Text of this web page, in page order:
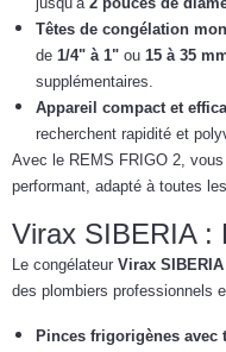
Têtes de congélation
de 1/4" à 1" ou 15 à 35
supplémentaires.
Appareil compact et
recherchent rapidité et
Avec le REMS FRIGO 2, vous
performant, adapté à toutes
Virax SIBERIA :
Le congélateur Virax SIBERIA
des plombiers professionnels
Pinces frigorigènes avec